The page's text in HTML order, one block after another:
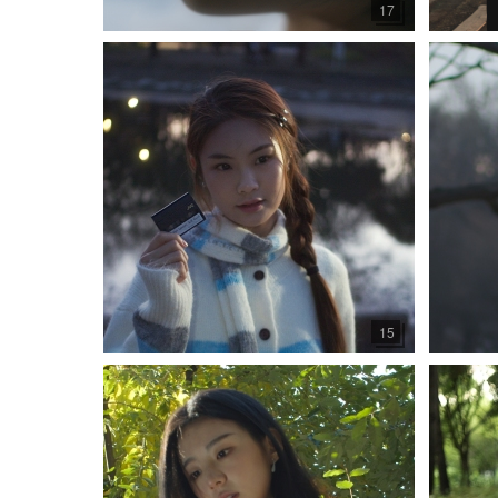
17
15